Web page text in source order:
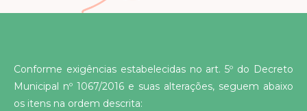
Conforme exigências estabelecidas no art. 5º do Decreto
Municipal nº 1067/2016 e suas alterações, seguem abaixo
os itens na ordem descrita: